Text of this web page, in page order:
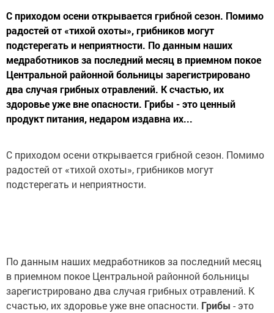
С приходом осени открывается грибной сезон. Помимо
радостей от «тихой охоты», грибников могут
подстерегать и неприятности. По данным наших
медработников за последний месяц в приемном покое
Центральной районной больницы зарегистрировано
два случая грибных отравлений. К счастью, их
здоровье уже вне опасности. Грибы - это ценный
продукт питания, недаром издавна их...
С приходом осени открывается грибной сезон. Помимо
радостей от «тихой охоты», грибников могут
подстерегать и неприятности.
По данным наших медработников за последний месяц
в приемном покое Центральной районной больницы
зарегистрировано два случая грибных отравлений. К
счастью, их здоровье уже вне опасности. Грибы - это